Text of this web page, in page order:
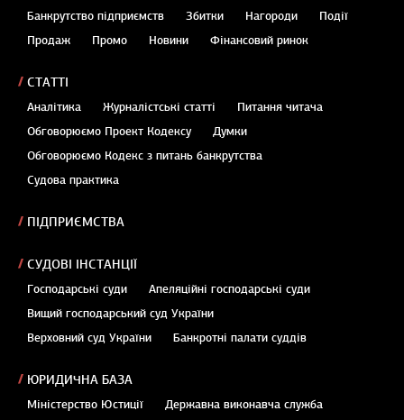
Банкрутство підприємств
Збитки Нагороди
Події
Продаж
Промо Новини Фінансовий ринок
СТАТТІ
Аналітика Журналістські статті
Питання читача
Обговорюємо Проект Кодексу
Думки
Обговорюємо Кодекс з питань банкрутства
Судова практика
ПІДПРИЄМСТВА
СУДОВІ ІНСТАНЦІЇ
Господарські суди
Апеляційні господарські суди
Вищий господарський суд України
Верховний суд України
Банкротні палати суддів
ЮРИДИЧНА БАЗА
Міністерство Юстиції Державна виконавча служба